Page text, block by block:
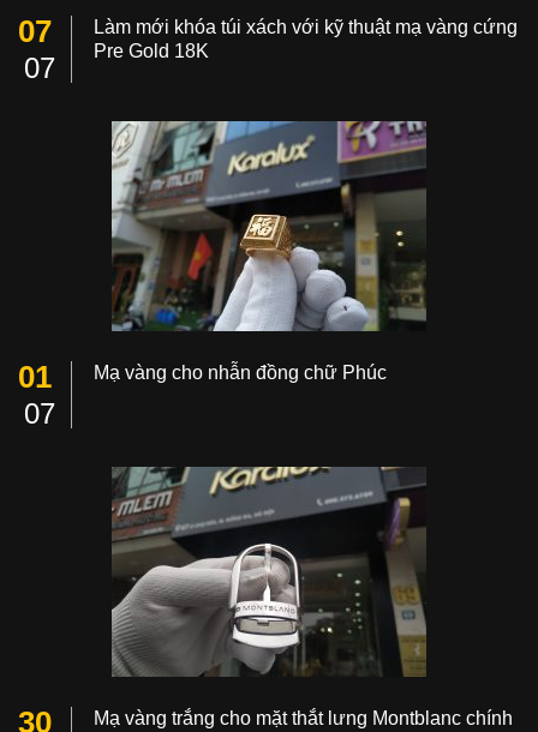
07
07
Làm mới khóa túi xách với kỹ thuật mạ vàng cứng
Pre Gold 18K
01
07
Mạ vàng cho nhẫn đồng chữ Phúc
30 Mạ vàng trắng cho mặt thắt lưng Montblanc chính